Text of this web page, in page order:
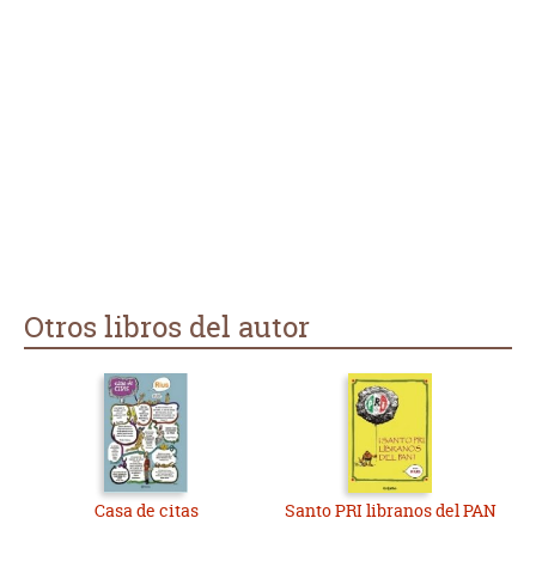
Otros libros del autor
Casa de citas Santo PRI libranos del PAN